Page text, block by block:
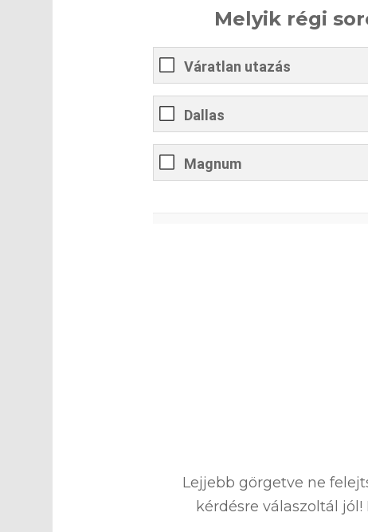
Melyik régi
Váratlan utazás
Dallas
Magnum
Lejjebb görgetve ne
kérdésre válaszoltál